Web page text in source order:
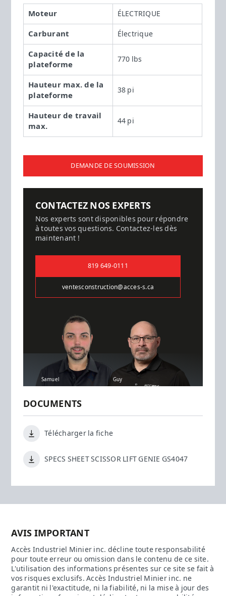
Moteur ÉLECTRIQUE
Carburant Électrique
Capacité de la
plateforme
770 lbs
Hauteur max. de la
plateforme
38 pi
Hauteur de travail
max.
44 pi
DEMANDE DE SOUMISSION
CONTACTEZ NOS EXPERTS
Nos experts sont disponibles pour répondre
à toutes vos questions. Contactez-les dès
maintenant !
819 649-0111
ventesconstruction@acces-s.ca
Samuel Guy
DOCUMENTS
Télécharger la fiche
SPECS SHEET SCISSOR LIFT GENIE GS4047
AVIS IMPORTANT
Accès Industriel Minier inc. décline toute responsabilité
pour toute erreur ou omission dans le contenu de ce site.
L'utilisation des informations présentes sur ce site se fait à
vos risques exclusifs. Accès Industriel Minier inc. ne
garantit ni l'exactitude, ni la fiabilité, ni la mise à jour des